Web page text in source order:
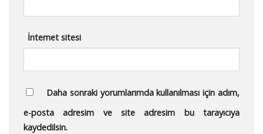
İnternet sitesi
Daha sonraki yorumlarımda kullanılması için adım,
e-posta adresim ve site adresim bu tarayıcıya
kaydedilsin.